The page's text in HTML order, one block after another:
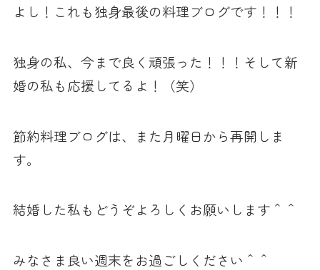
よし！これも独身最後の料理ブログです！！！
独身の私、今まで良く頑張った！！！そして新
婚の私も応援してるよ！（笑）
節約料理ブログは、また月曜日から再開しま
す。
結婚した私もどうぞよろしくお願いします＾＾
みなさま良い週末をお過ごしください＾＾